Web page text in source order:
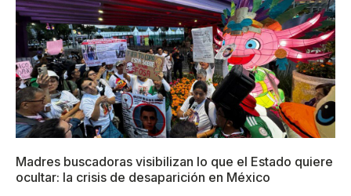
Madres buscadoras visibilizan lo que el Estado quiere
ocultar: la crisis de desaparición en México